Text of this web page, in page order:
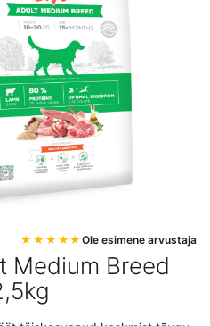
Medium Breed
Ole esimene arvustaja